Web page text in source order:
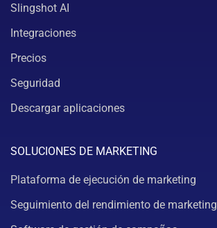
Slingshot AI
Integraciones
Precios
Seguridad
Descargar aplicaciones
SOLUCIONES DE MARKETING
Plataforma de ejecución de marketing
Seguimiento del rendimiento de marketing